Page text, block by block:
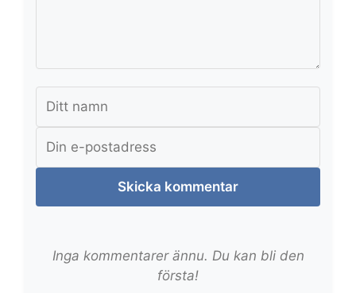
Skicka kommentar
Inga kommentarer ännu. Du kan bli den
första!